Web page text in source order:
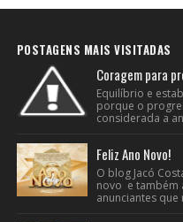
POSTAGENS MAIS VISITADAS
Coragem para
Equilíbrio e
porque o
considerada a
Feliz Ano Novo!
O blog Jacó
novo e também
anunciantes que